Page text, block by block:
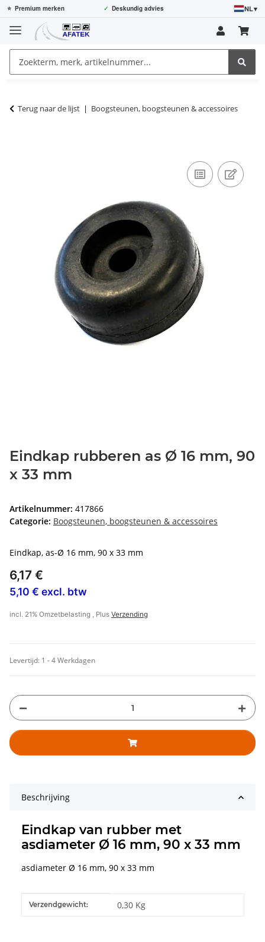
⭐ Premium merken ✓ Deskundig advies NL▾
Terug naar de lijst Boogsteunen, boogsteunen & accessoires
Eindkap rubberen as Ø 16 mm, 90
x 33 mm
Artikelnummer: 417866
Categorie: Boogsteunen, boogsteunen & accessoires
Eindkap, as-Ø 16 mm, 90 x 33 mm
6,17 €
5,10 € excl. btw
incl. 21% Omzetbelasting , Plus Verzending
Levertijd: 1 - 4 Werkdagen
Beschrijving
Eindkap van rubber met
asdiameter Ø 16 mm, 90 x 33 mm
asdiameter Ø 16 mm, 90 x 33 mm
#productDetails.itemInformation#
#productDetails.itemValue#
Verzendgewicht: 0,30 Kg